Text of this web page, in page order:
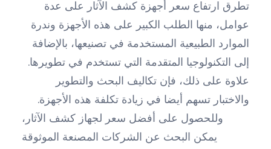
تطرق ارتفاع سعر أجهزة كشف الآثار على عدة
عوامل، منها الطلب الكبير على هذه الأجهزة وندرة
الموارد الطبيعية المستخدمة في تصنيعها، بالإضافة
إلى التكنولوجيا المتقدمة التي تستخدم في تطويرها.
علاوة على ذلك، فإن تكاليف البحث والتطوير
والاختبار تسهم أيضا في زيادة تكلفة هذه الأجهزة.
وللحصول على أفضل سعر لجهاز كشف الآثار،
يمكن البحث عن الشركات المصنعة الموثوقة